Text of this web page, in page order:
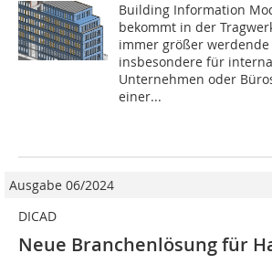
Building Information
bekommt in der
immer größer
insbesondere für
Unternehmen oder
einer...
Ausgabe 06/2024
DICAD
Neue Branchenlösung für